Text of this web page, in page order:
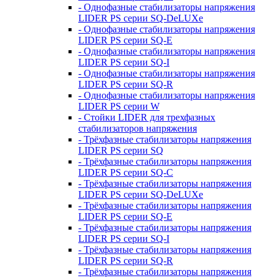
- Однофазные стабилизаторы напряжения
LIDER PS серии SQ-DeLUXe
- Однофазные стабилизаторы напряжения
LIDER PS серии SQ-E
- Однофазные стабилизаторы напряжения
LIDER PS серии SQ-I
- Однофазные стабилизаторы напряжения
LIDER PS серии SQ-R
- Однофазные стабилизаторы напряжения
LIDER PS серии W
- Стойки LIDER для трехфазных
стабилизаторов напряжения
- Трёхфазные стабилизаторы напряжения
LIDER PS серии SQ
- Трёхфазные стабилизаторы напряжения
LIDER PS серии SQ-C
- Трёхфазные стабилизаторы напряжения
LIDER PS серии SQ-DeLUXe
- Трёхфазные стабилизаторы напряжения
LIDER PS серии SQ-E
- Трёхфазные стабилизаторы напряжения
LIDER PS серии SQ-I
- Трёхфазные стабилизаторы напряжения
LIDER PS серии SQ-R
- Трёхфазные стабилизаторы напряжения